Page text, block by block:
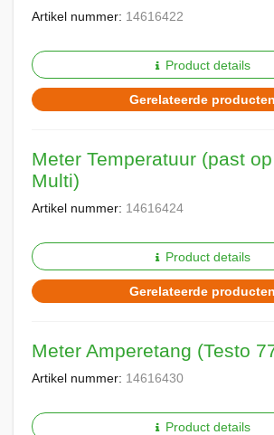
Artikel nummer: 14616422
Product details
Gerelateerde producten
Meter Temperatuur (past
Multi)
Artikel nummer: 14616424
Product details
Gerelateerde producten
Meter Amperetang (Testo
Artikel nummer: 14616430
Product details